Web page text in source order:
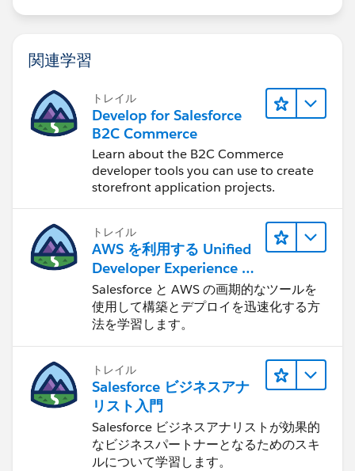
Thanks!
関連学習
トレイル
Develop for Salesforce
B2C Commerce
Learn about the B2C Commerce
developer tools you can use to create
storefront application projects.
トレイル
AWS を利用する Unified
Developer Experience に
ついて学ぶ
Salesforce と AWS の画期的なツールを
使用して構築とデプロイを迅速化する方
法を学習します。
トレイル
Salesforce ビジネスアナ
リスト入門
Salesforce ビジネスアナリストが効果的
なビジネスパートナーとなるためのスキ
ルについて学習します。